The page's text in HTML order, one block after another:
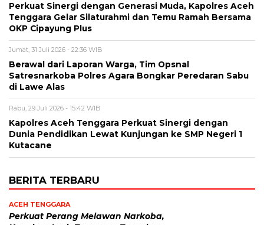
Perkuat Sinergi dengan Generasi Muda, Kapolres Aceh
Tenggara Gelar Silaturahmi dan Temu Ramah Bersama
OKP Cipayung Plus
Jumat, 31 Juli 2026 - 22:36 WIB
Berawal dari Laporan Warga, Tim Opsnal
Satresnarkoba Polres Agara Bongkar Peredaran Sabu
di Lawe Alas
Rabu, 29 Juli 2026 - 15:42 WIB
Kapolres Aceh Tenggara Perkuat Sinergi dengan
Dunia Pendidikan Lewat Kunjungan ke SMP Negeri 1
Kutacane
BERITA TERBARU
ACEH TENGGARA
Perkuat Perang Melawan Narkoba,